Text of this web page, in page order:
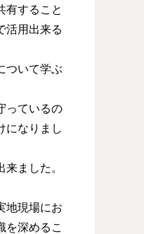
有すること
活用出来る
ついて学ぶ
っているの
になりまし
ました。
地現場にお
を深めるこ